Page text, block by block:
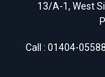
13/A-1, West
Call : 01404-